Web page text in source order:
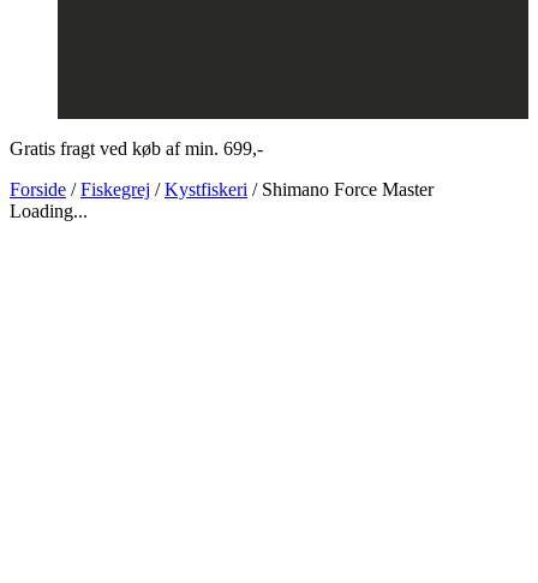
Gratis fragt ved køb af min. 699,-
Forside /Fiskegrej /Kystfiskeri / Shimano Force Master
Loading...